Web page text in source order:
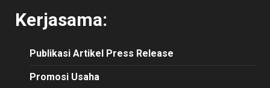
Kerjasama:
Publikasi Artikel Press Release
Promosi Usaha